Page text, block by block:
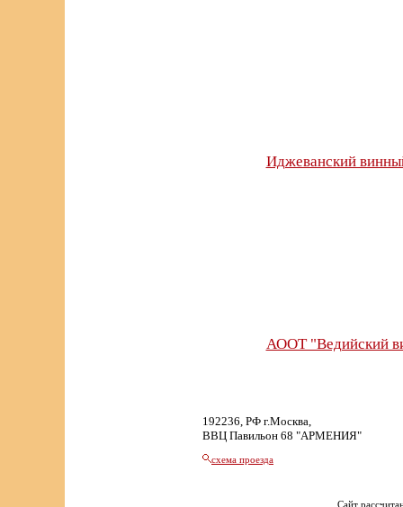
Иджеванский
АООТ "Ведийский
192236, РФ г.Москва,
ВВЦ Павильон 68 "АРМЕНИЯ"
схема проезда
Сайт